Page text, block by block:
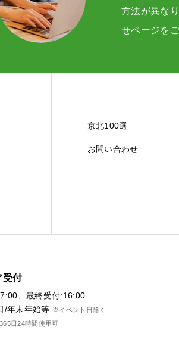
方法が異な
せページを
京北100選
お問い合わせ
受付
、最終受付:16:00
/年末年始等 ※イベント日除く
日24時間使用可